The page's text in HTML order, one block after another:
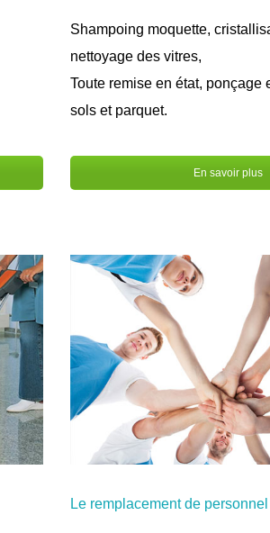
Shampoing moquette,
nettoyage des vitres,
Toute remise en état, ponçage
sols et parquet.
En savoir plus
Le remplacement de personnel